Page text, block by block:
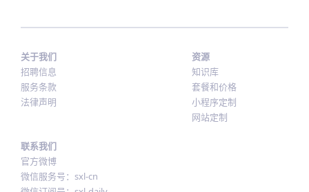
关于我们
招聘信息
服务条款
法律声明
资源
知识库
套餐和价格
小程序定制
网站定制
联系我们
官方微博
微信服务号：sxl-cn